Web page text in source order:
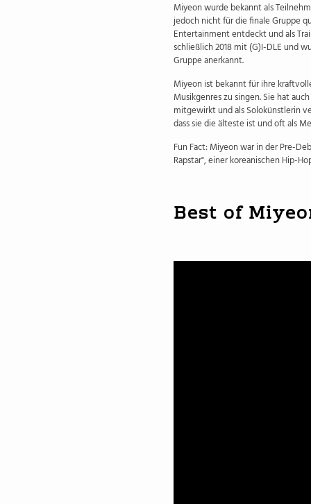
Miyeon wurde bekannt als
jedoch nicht für die finale Gruppe
Entertainment entdeckt und als
schließlich 2018 mit (G)I-DLE und
Gruppe anerkannt.
Miyeon ist bekannt für ihre
Musikgenres zu singen. Sie hat
mitgewirkt und als Solokünstlerin
dass sie die älteste ist und oft als
Fun Fact: Miyeon war in der Pre-
Rapstar", einer koreanischen Hip-
Best of